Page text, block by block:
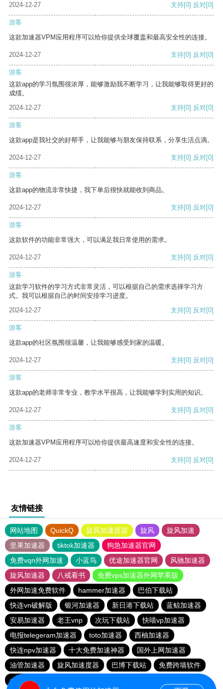
2024-12-27
支持[0] 反对[0]
游客
这款加速器VPM应用程序可以给你提供全球覆盖和最高安全性的连接。
2024-12-27 支持[0] 反对[0]
游客
这款app的学习氛围很浓厚，能够激励我不断学习，让我能够取得更好的
成绩。
2024-12-27
支持[0] 反对[0]
游客
这款app是我社交的好帮手，让我能够与朋友保持联系，分享生活点滴。
2024-12-27 支持[0] 反对[0]
游客
这款app的物流非常快捷，我下单后很快就能收到商品。
2024-12-27 支持[0] 反对[0]
游客
这款软件的功能非常强大，可以满足我日常使用的需求。
2024-12-27 支持[0] 反对[0]
游客
这款学习软件的学习方式非常灵活，可以根据自己的需求选择学习方
式。我可以根据自己的时间安排学习进度。
2024-12-27
支持[0] 反对[0]
游客
这款app的社区氛围很温馨，让我能够感受到家的温暖。
2024-12-27 支持[0] 反对[0]
游客
这款app的老师非常专业，教学水平很高，让我能够学到实用的知识。
2024-12-27 支持[0] 反对[0]
游客
这款加速器VPM应用程序可以给你提供最高速度和安全性的连接。
2024-12-27 支持[0] 反对[0]
友情链接
网站地图 QuickQ 旋风加速度器 旋风
旋风加速
坚果加速器
tiktok加速器
狗急加速器官网
免费vqn外网加速
小蓝鸟 优途加速器官网
风驰加速器
旋风加速器
八戒看书
免费vps加速器外网苹果版
外网加速免费软件
hammer加速器
巴伯下载站
快连vn破解版
银河加速器 新日港下载站
蓝鲸加速器
安易加速器
老王vnp 次玩下载站
快喵vp加速器
电报telegeram加速器
toto加速器
西柚加速器
快连npv加速器
十大免费加速神器
国外上网加速器
油管加速器
旋风加速度器 巴博下载站
免费跨墙软件
quickq